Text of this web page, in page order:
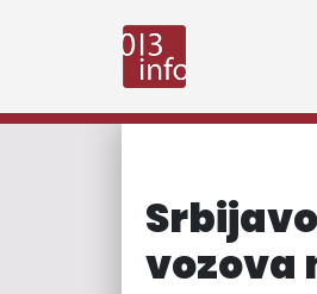
vozova